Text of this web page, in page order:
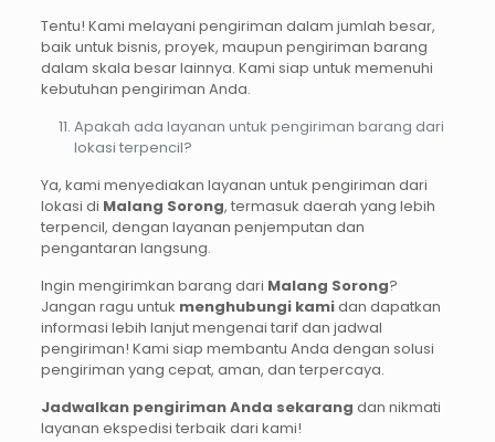
Tentu! Kami melayani pengiriman dalam jumlah besar,
baik untuk bisnis, proyek, maupun pengiriman barang
dalam skala besar lainnya. Kami siap untuk memenuhi
kebutuhan pengiriman Anda.
Apakah ada layanan untuk pengiriman barang dari
lokasi terpencil?
Ya, kami menyediakan layanan untuk pengiriman dari
lokasi di Malang Sorong, termasuk daerah yang lebih
terpencil, dengan layanan penjemputan dan
pengantaran langsung.
Ingin mengirimkan barang dari Malang Sorong?
Jangan ragu untuk menghubungi kamidan dapatkan
informasi lebih lanjut mengenai tarif dan jadwal
pengiriman! Kami siap membantu Anda dengan solusi
pengiriman yang cepat, aman, dan terpercaya.
Jadwalkan pengiriman Anda sekarang dan nikmati
layanan ekspedisi terbaik dari kami!